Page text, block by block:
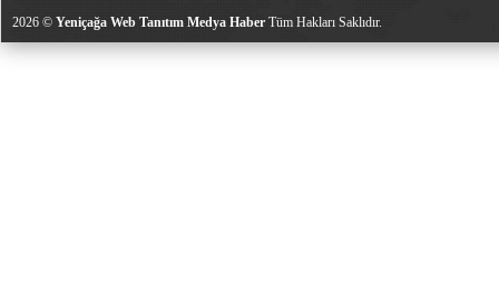
2026 © Yeniçağa Web Tanıtım Medya Haber Tüm Hakları Saklıdır.